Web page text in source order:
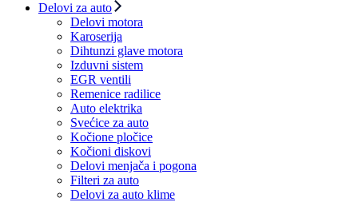
Delovi za auto
Delovi motora
Karoserija
Dihtunzi glave motora
Izduvni sistem
EGR ventili
Remenice radilice
Auto elektrika
Svećice za auto
Kočione pločice
Kočioni diskovi
Delovi menjača i pogona
Filteri za auto
Delovi za auto klime